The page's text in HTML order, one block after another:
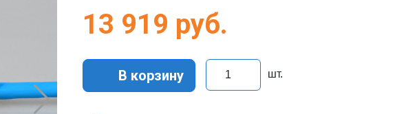
13 919 руб.
В корзину шт.